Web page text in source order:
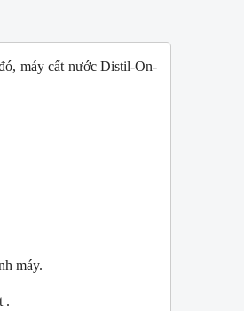
máy cất nước Distil-On-
máy.
.